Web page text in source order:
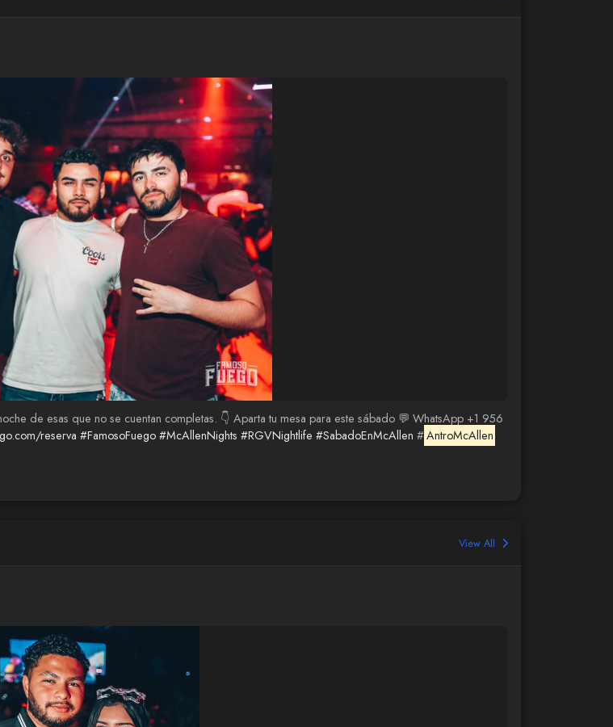
de esas que no se cuentan completas. 👇 Aparta tu mesa para este sábado 💬 WhatsApp +1 956
reserva #FamosoFuego #McAllenNights #RGVNightlife #SabadoEnMcAllen #AntroMcAllen
View All